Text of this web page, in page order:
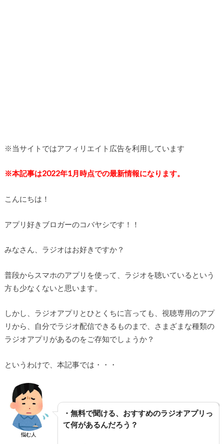
※当サイトではアフィリエイト広告を利用しています
※本記事は2022年1月時点での最新情報になります。
こんにちは！
アプリ好きブロガーのコバヤシです！！
みなさん、ラジオはお好きですか？
普段からスマホのアプリを使って、ラジオを聴いているという
方も少なくないと思います。
しかし、ラジオアプリとひとくちに言っても、視聴専用のアプ
リから、自分でラジオ配信できるものまで、さまざまな種類の
ラジオアプリがあるのをご存知でしょうか？
というわけで、本記事では・・・
悩む人
・無料で聞ける、おすすめのラジオアプリっ
て何があるんだろう？